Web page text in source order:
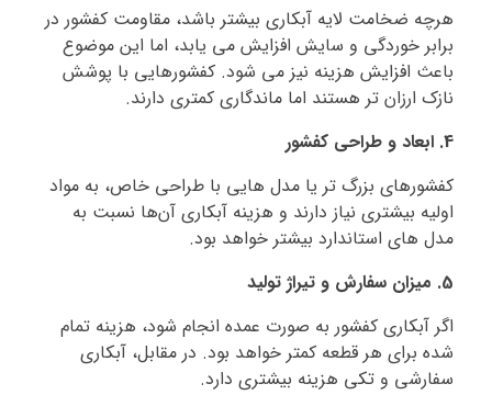
هرچه ضخامت لایه آبکاری بیشتر باشد، مقاومت کفشور در
برابر خوردگی و سایش افزایش می‌ یابد، اما این موضوع
باعث افزایش هزینه نیز می‌ شود. کفشورهایی با پوشش
نازک ارزان‌ تر هستند اما ماندگاری کمتری دارند.
4. ابعاد و طراحی کفشور
کفشورهای بزرگ‌ تر یا مدل‌ هایی با طراحی خاص، به مواد
اولیه بیشتری نیاز دارند و هزینه آبکاری آن‌ها نسبت به
مدل‌ های استاندارد بیشتر خواهد بود.
5. میزان سفارش و تیراژ تولید
اگر آبکاری کفشور به‌ صورت عمده انجام شود، هزینه تمام‌
شده برای هر قطعه کمتر خواهد بود. در مقابل، آبکاری
سفارشی و تکی هزینه بیشتری دارد.